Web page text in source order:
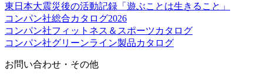
東日本大震災後の活動記録「遊ぶことは生きること」
コンパン社総合カタログ2026
コンパン社フィットネス＆スポーツカタログ
コンパン社グリーンライン製品カタログ
お問い合わせ・その他